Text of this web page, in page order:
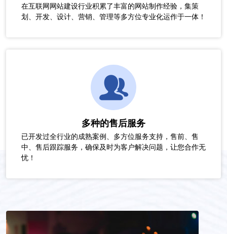
在互联网网站建设行业积累了丰富的网站制作经验，集策
划、开发、设计、营销、管理等多方位专业化运作于一体！
多种的售后服务
已开发过全行业的成熟案例、多方位服务支持，售前、售
中、售后跟踪服务，确保及时为客户解决问题，让您合作无
忧！